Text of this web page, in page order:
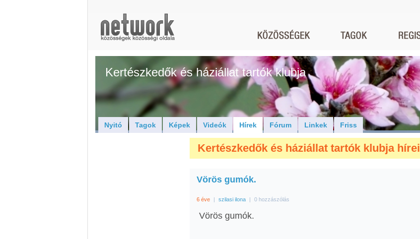
Kertészkedők és háziállat tartók klubja
Nyitó Tagok Képek Videók Hírek Fórum Linkek Friss
Kertészkedők és háziállat tartók klubja hírei
Vörös gumók.
6 éve | szilasi ilona | 0 hozzászólás
Vörös gumók.